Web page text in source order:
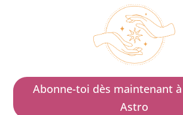
Abonne-toi dès maintenant
Astro